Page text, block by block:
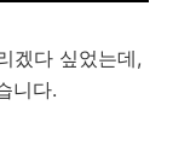
겠다 싶었는데,
니다.